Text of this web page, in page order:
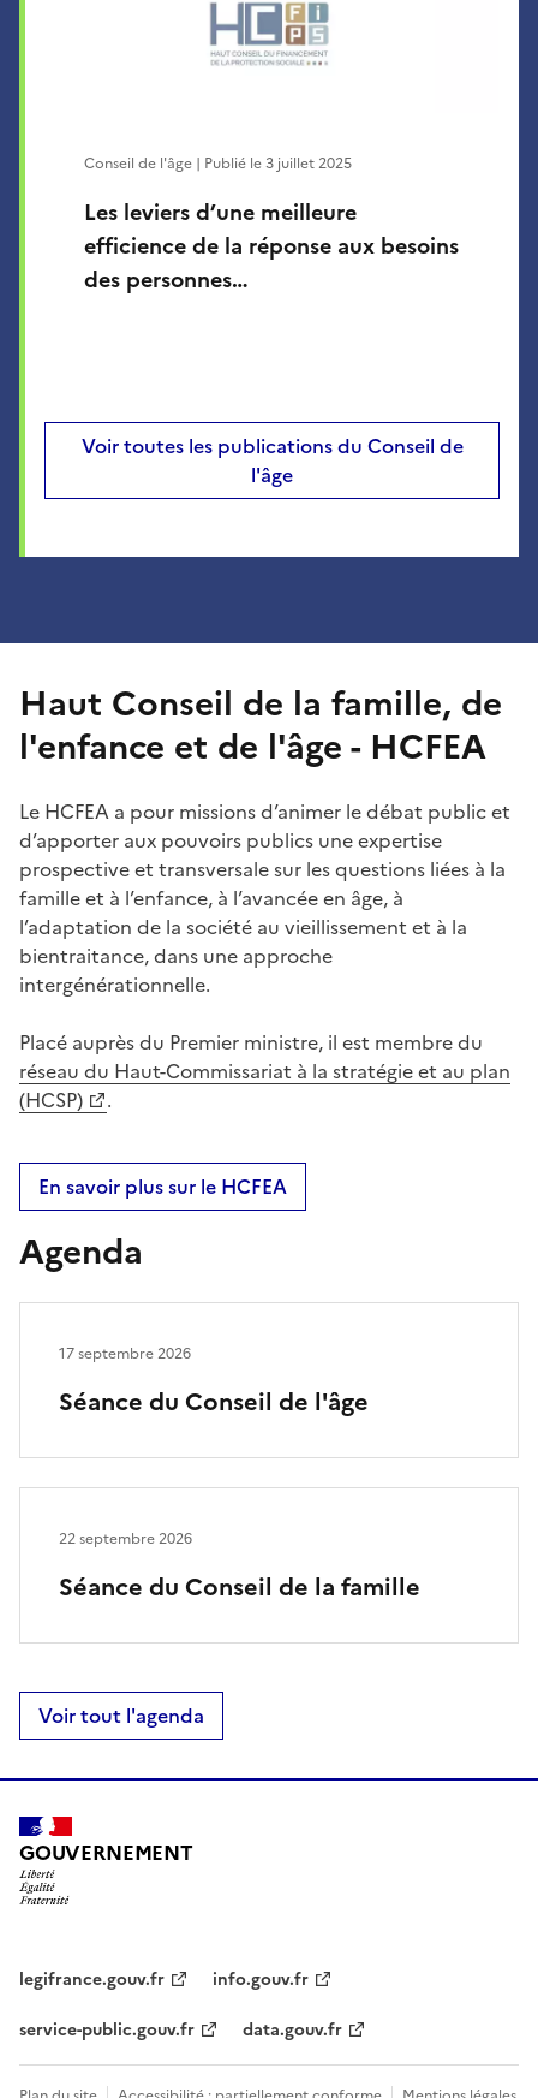
Les leviers d’une meilleure
efficience de la réponse aux besoins
des personnes…
Conseil de l'âge | Publié le3 juillet 2025
Voir toutes les publications du Conseil de
l'âge
Haut Conseil de la famille, de
l'enfance et de l'âge - HCFEA
Le HCFEA a pour missions d’animer le débat public et
d’apporter aux pouvoirs publics une expertise
prospective et transversale sur les questions liées à la
famille et à l’enfance, à l’avancée en âge, à
l’adaptation de la société au vieillissement et à la
bientraitance, dans une approche
intergénérationnelle.
Placé auprès du Premier ministre, il est membre du
réseau du Haut-Commissariat à la stratégie et au plan
(HCSP)
.
En savoir plus sur le HCFEA
Agenda
Séance du Conseil de l'âge
17 septembre 2026
Séance du Conseil de la famille
22 septembre 2026
Voir tout l'agenda
GOUVERNEMENT
legifrance.gouv.fr
info.gouv.fr
service-public.gouv.fr
data.gouv.fr